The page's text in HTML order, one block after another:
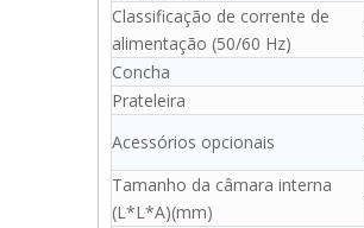
Classificação de corrente de
alimentação (50/60 Hz)
Concha
Prateleira
Acessórios opcionais
Tamanho da câmara interna
(L*L*A)(mm)